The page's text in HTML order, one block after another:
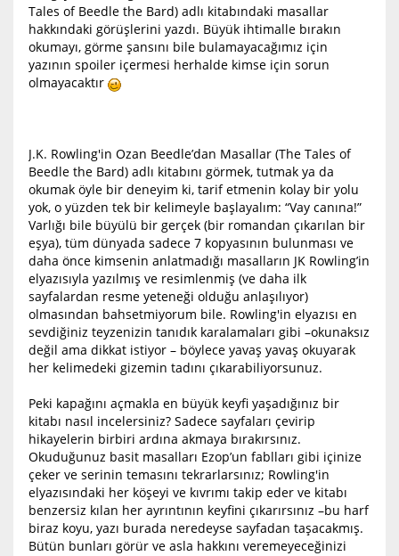
Tales of Beedle the Bard) adlı kitabındaki masallar
hakkındaki görüşlerini yazdı. Büyük ihtimalle bırakın
okumayı, görme şansını bile bulamayacağımız için
yazının spoiler içermesi herhalde kimse için sorun
olmayacaktır
J.K. Rowling'in Ozan Beedle’dan Masallar (The Tales of
Beedle the Bard) adlı kitabını görmek, tutmak ya da
okumak öyle bir deneyim ki, tarif etmenin kolay bir yolu
yok, o yüzden tek bir kelimeyle başlayalım: “Vay canına!”
Varlığı bile büyülü bir gerçek (bir romandan çıkarılan bir
eşya), tüm dünyada sadece 7 kopyasının bulunması ve
daha önce kimsenin anlatmadığı masalların JK Rowling’in
elyazısıyla yazılmış ve resimlenmiş (ve daha ilk
sayfalardan resme yeteneği olduğu anlaşılıyor)
olmasından bahsetmiyorum bile. Rowling'in elyazısı en
sevdiğiniz teyzenizin tanıdık karalamaları gibi –okunaksız
değil ama dikkat istiyor – böylece yavaş yavaş okuyarak
her kelimedeki gizemin tadını çıkarabiliyorsunuz.
Peki kapağını açmakla en büyük keyfi yaşadığınız bir
kitabı nasıl incelersiniz? Sadece sayfaları çevirip
hikayelerin birbiri ardına akmaya bırakırsınız.
Okuduğunuz basit masalları Ezop’un fablları gibi içinize
çeker ve serinin temasını tekrarlarsınız; Rowling'in
elyazısındaki her köşeyi ve kıvrımı takip eder ve kitabı
benzersiz kılan her ayrıntının keyfini çıkarırsınız –bu harf
biraz koyu, yazı burada neredeyse sayfadan taşacakmış.
Bütün bunları görür ve asla hakkını veremeyeceğinizi